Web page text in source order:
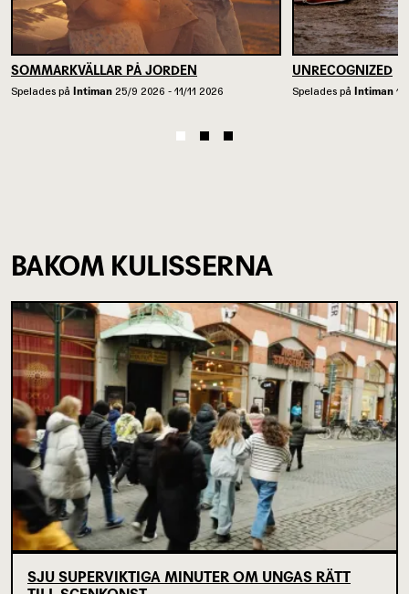
SOMMARKVÄLLAR PÅ JORDEN
Spelades på Intiman 25/9 2026 - 11/11 2026
UNRECOGNIZED
Spelades på Intiman
BAKOM KULISSERNA
SJU SUPERVIKTIGA MINUTER OM UNGAS RÄTT